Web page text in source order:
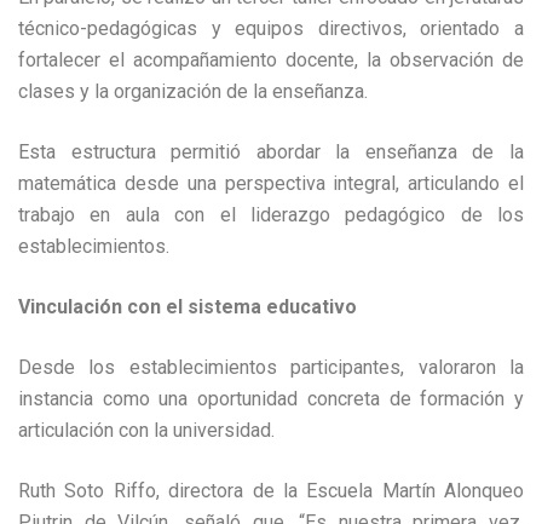
técnico-pedagógicas y equipos directivos, orientado a
fortalecer el acompañamiento docente, la observación de
clases y la organización de la enseñanza.
Esta estructura permitió abordar la enseñanza de la
matemática desde una perspectiva integral, articulando el
trabajo en aula con el liderazgo pedagógico de los
establecimientos.
Vinculación con el sistema educativo
Desde los establecimientos participantes, valoraron la
instancia como una oportunidad concreta de formación y
articulación con la universidad.
Ruth Soto Riffo, directora de la Escuela Martín Alonqueo